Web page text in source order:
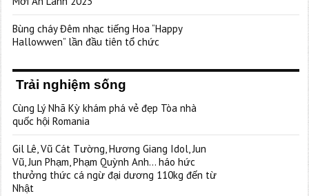
Bùng cháy Đêm nhạc tiếng Hoa “Happy
Hallowwen” lần đầu tiên tổ chức
Trải nghiệm sống
Cùng Lý Nhã Kỳ khám phá vẻ đẹp Tòa nhà
quốc hội Romania
Gil Lê, Vũ Cát Tường, Hương Giang Idol, Jun
Vũ, Jun Phạm, Phạm Quỳnh Anh… háo hức
thưởng thức cá ngừ đại dương 110kg đến từ
Nhật